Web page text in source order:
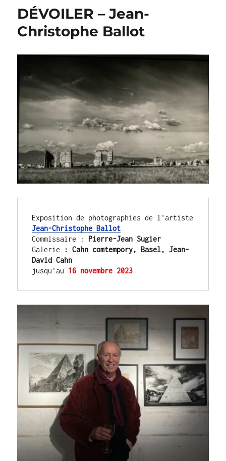
DÉVOILER – Jean-
Christophe Ballot
Jean-Christophe Ballot
Commissaire : Pierre-Jean Sugier
Galerie : Cahn comtempory, Basel, Jean-
David Cahn
jusqu'au 16 novembre 2023